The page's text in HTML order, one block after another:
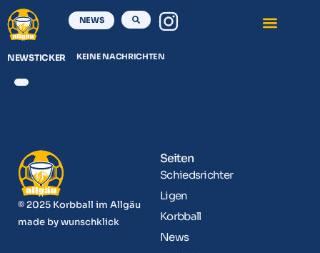
NEWS
NEWSTICKER KEINE NACHRICHTEN
© 2025 Korbball im Allgäu
made bywunschklick
Seiten
Schiedsrichter
Ligen
Korbball
News